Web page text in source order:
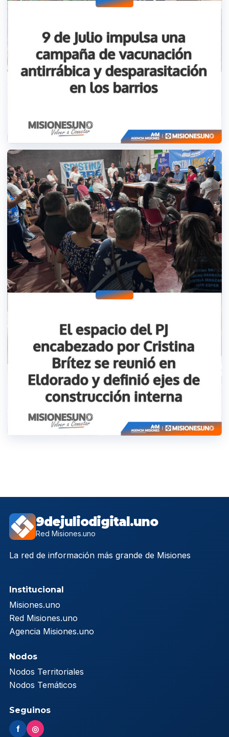
9dejuliodigital.uno
Red Misiones.uno
La red de información más grande de Misiones
Institucional
Misiones.uno
Red Misiones.uno
Agencia Misiones.uno
Nodos
Nodos Territoriales
Nodos Temáticos
Seguinos
f ◎